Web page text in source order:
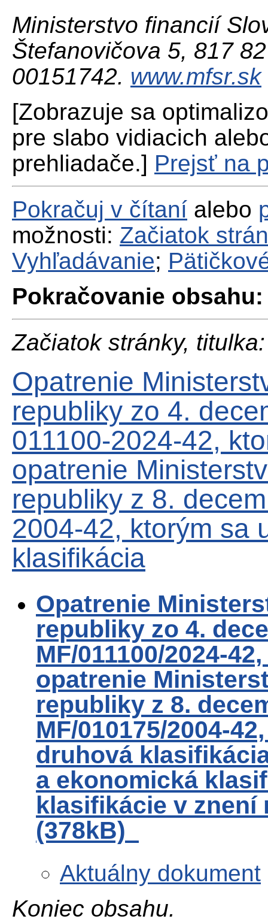
Ministerstvo financií
Štefanovičova 5, 817
00151742. www.mfsr.sk
[Zobrazuje sa
pre slabo vidiacich
prehliadače.] Prejsť na
Pokračuj v čítaní alebo
možnosti: Začiatok
Vyhľadávanie;
Pokračovanie obsahu:
Začiatok stránky, titulka:
Opatrenie
republiky zo 4.
011100-2024-42,
opatrenie
republiky z 8.
2004-42, ktorým sa
klasifikácia
Opatrenie
republiky zo 4.
MF/011100/2024-
opatrenie
republiky z 8.
MF/010175/2004-
druhová
a ekonomická
klasifikácie v
(378kB)
Aktuálny dokument
Koniec obsahu.